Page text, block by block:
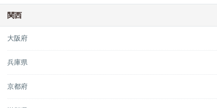
関西
大阪府
兵庫県
京都府